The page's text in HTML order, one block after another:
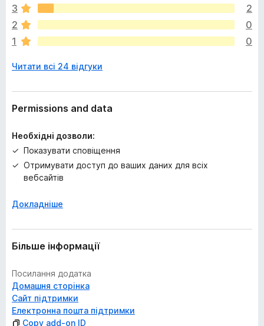
м
а
є
о
і
о
к
3
2
2
0
1
0
Читати всі 24 відгуки
Permissions and data
Необхідні дозволи:
Показувати сповіщення
Отримувати доступ до ваших даних для всіх
вебсайтів
Докладніше
Більше інформації
Посилання додатка
Домашня сторінка
Сайт підтримки
Електронна пошта підтримки
Copy add-on ID